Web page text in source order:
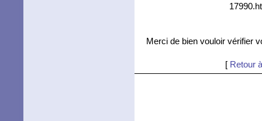
Merci de bien vouloir vérifier
[ Retour